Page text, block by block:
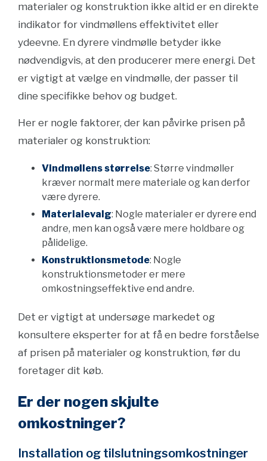
materialer og konstruktion ikke altid er en direkte
indikator for vindmøllens effektivitet eller
ydeevne. En dyrere vindmølle betyder ikke
nødvendigvis, at den producerer mere energi. Det
er vigtigt at vælge en vindmølle, der passer til
dine specifikke behov og budget.
Her er nogle faktorer, der kan påvirke prisen på
materialer og konstruktion:
Vindmøllens størrelse: Større vindmøller
kræver normalt mere materiale og kan derfor
være dyrere.
Materialevalg: Nogle materialer er dyrere end
andre, men kan også være mere holdbare og
pålidelige.
Konstruktionsmetode: Nogle
konstruktionsmetoder er mere
omkostningseffektive end andre.
Det er vigtigt at undersøge markedet og
konsultere eksperter for at få en bedre forståelse
af prisen på materialer og konstruktion, før du
foretager dit køb.
Er der nogen skjulte
omkostninger?
Installation og tilslutningsomkostninger